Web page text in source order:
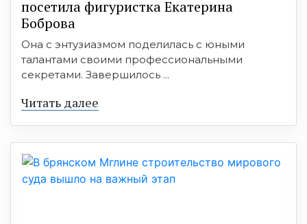
посетила фигуристка Екатерина
Боброва
Она с энтузиазмом поделилась с юными
талантами своими профессиональными
секретами. Завершилось ...
Читать далее